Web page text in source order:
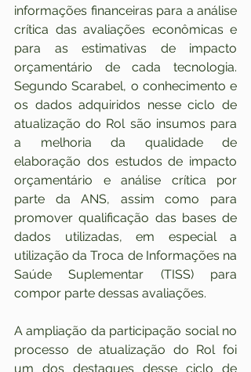
informações financeiras para a análise
crítica das avaliações econômicas e
para as estimativas de impacto
orçamentário de cada tecnologia.
Segundo Scarabel, o conhecimento e
os dados adquiridos nesse ciclo de
atualização do Rol são insumos para
a melhoria da qualidade de
elaboração dos estudos de impacto
orçamentário e análise crítica por
parte da ANS, assim como para
promover qualificação das bases de
dados utilizadas, em especial a
utilização da Troca de Informações na
Saúde Suplementar (TISS) para
compor parte dessas avaliações.
A ampliação da participação social no
processo de atualização do Rol foi
um dos destaques desse ciclo de